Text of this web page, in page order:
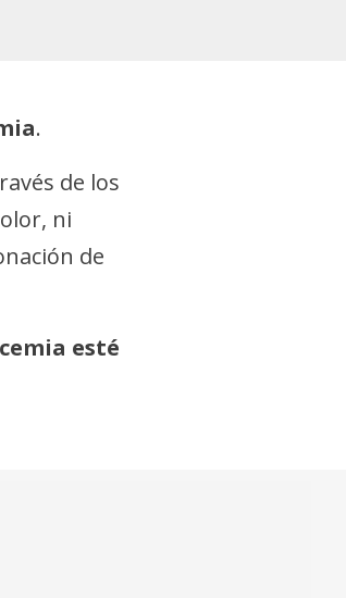
.
de los
ni
de
esté